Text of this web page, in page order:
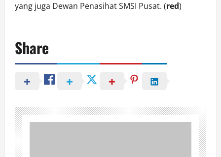
yang juga Dewan Penasihat SMSI Pusat. (red)
Share